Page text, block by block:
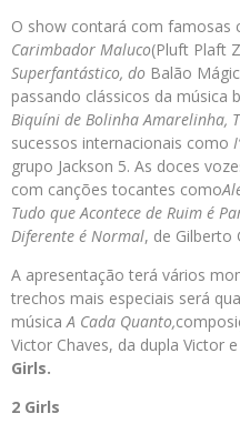
O show contará com famosas
Carimbador Maluco(Pluft Plaft
Superfantástico, do Balão
passando clássicos da música
Biquíni de Bolinha Amarelinha,
sucessos internacionais como
grupo Jackson 5. As doces
com canções tocantes como
Tudo que Acontece de Ruim é
Diferente é Normal, de Gilberto
A apresentação terá vários
trechos mais especiais será
músicaA Cada Quanto,
Victor Chaves, da dupla Victor
Girls.
2 Girls